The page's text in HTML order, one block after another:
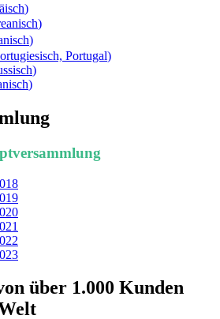
)
)
)
Portugal)
)
)
über 1.000 Kunden